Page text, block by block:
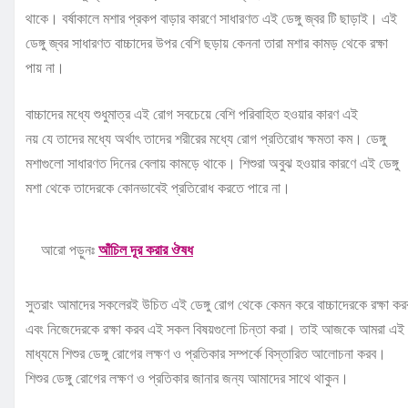
থাকে। বর্ষাকালে মশার প্রকপ বাড়ার কারণে সাধারণত এই ডেঙ্গু জ্বর টি ছাড়াই। এই
ডেঙ্গু জ্বর সাধারণত বাচ্চাদের উপর বেশি ছড়ায় কেননা তারা মশার কামড় থেকে রক্ষা
পায় না।
বাচ্চাদের মধ্যে শুধুমাত্র এই রোগ সবচেয়ে বেশি পরিবাহিত হওয়ার কারণ এই
নয় যে তাদের মধ্যে অর্থাৎ তাদের শরীরের মধ্যে রোগ প্রতিরোধ ক্ষমতা কম। ডেঙ্গু
মশাগুলো সাধারণত দিনের বেলায় কামড়ে থাকে। শিশুরা অবুঝ হওয়ার কারণে এই ডেঙ্গু
মশা থেকে তাদেরকে কোনভাবেই প্রতিরোধ করতে পারে না।
আরো পড়ুনঃআঁচিল দূর করার ঔষধ
সুতরাং আমাদের সকলেরই উচিত এই ডেঙ্গু রোগ থেকে কেমন করে বাচ্চাদেরকে রক্ষা
এবং নিজেদেরকে রক্ষা করব এই সকল বিষয়গুলো চিন্তা করা। তাই আজকে আমরা এই
মাধ্যমে শিশুর ডেঙ্গু রোগের লক্ষণ ও প্রতিকার সম্পর্কে বিস্তারিত আলোচনা করব।
শিশুর ডেঙ্গু রোগের লক্ষণ ও প্রতিকার জানার জন্য আমাদের সাথে থাকুন।